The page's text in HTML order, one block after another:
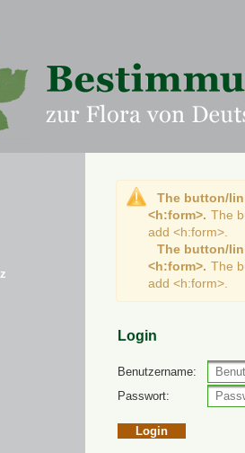
The button/
<h:form>. The
add <h:form>.
The button/
<h:form>. The
add <h:form>.
Login
Benutzername:
Passwort: